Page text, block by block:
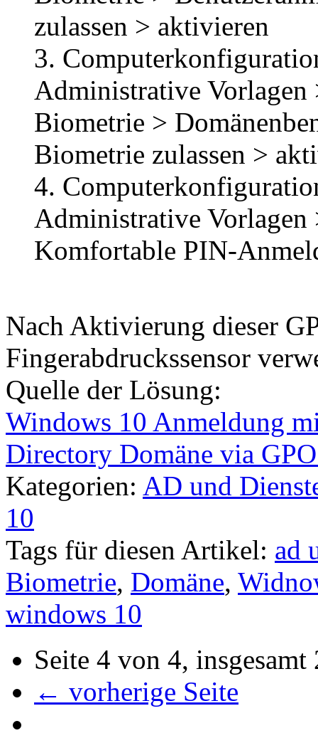
zulassen > aktivieren
3.
Administrative
Biometrie >
Biometrie zulassen >
4.
Administrative Vorlagen
Komfortable PIN-
Nach Aktivierung dieser
Fingerabdruckssensor
Quelle der Lösung:
Windows 10 Anmeldung
Directory Domäne via
Kategorien: AD und
10
Tags für diesen Artikel: ad
Biometrie, Domäne,
windows 10
Seite 4 von 4, insgesamt
← vorherige Seite